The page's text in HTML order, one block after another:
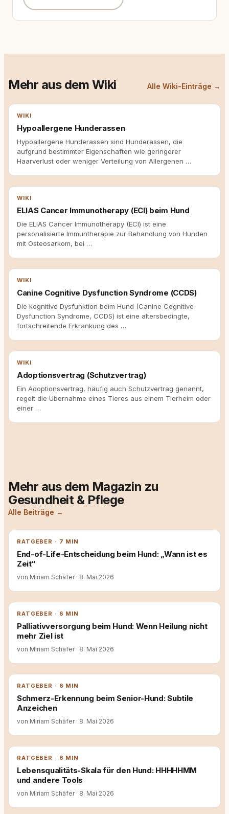
Mehr aus dem Wiki Alle Wiki-Einträge →
WIKI
Hypoallergene Hunderassen
Hypoallergene Hunderassen sind Hunderassen, die
aufgrund bestimmter Eigenschaften wie geringerer
Haarverlust oder weniger Verteilung von Allergenen …
WIKI
ELIAS Cancer Immunotherapy (ECI) beim Hund
Die ELIAS Cancer Immunotherapy (ECI) ist eine
personalisierte Immuntherapie zur Behandlung von Hunden
mit Osteosarkom, bei …
WIKI
Canine Cognitive Dysfunction Syndrome (CCDS)
Die kognitive Dysfunktion beim Hund (Canine Cognitive
Dysfunction Syndrome, CCDS) ist eine altersbedingte,
fortschreitende Erkrankung des …
WIKI
Adoptionsvertrag (Schutzvertrag)
Ein Adoptionsvertrag, häufig auch Schutzvertrag genannt,
regelt die Übernahme eines Tieres aus einem Tierheim oder
einer …
Mehr aus dem Magazin zu
Gesundheit & Pflege
Alle Beiträge →
RATGEBER · 7 MIN
End-of-Life-Entscheidung beim Hund: „Wann ist es
Zeit“
von Miriam Schäfer · 8. Mai 2026
RATGEBER · 6 MIN
Palliativversorgung beim Hund: Wenn Heilung nicht
mehr Ziel ist
von Miriam Schäfer · 8. Mai 2026
RATGEBER · 6 MIN
Schmerz-Erkennung beim Senior-Hund: Subtile
Anzeichen
von Miriam Schäfer · 8. Mai 2026
RATGEBER · 6 MIN
Lebensqualitäts-Skala für den Hund: HHHHHMM
und andere Tools
von Miriam Schäfer · 8. Mai 2026